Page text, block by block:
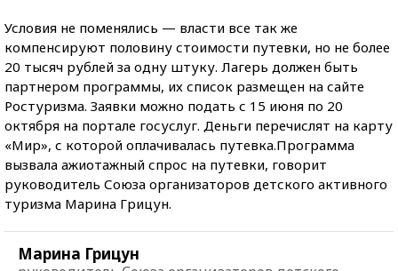
Условия не поменялись — власти все так же
компенсируют половину стоимости путевки, но не более
20 тысяч рублей за одну штуку. Лагерь должен быть
партнером программы, их список размещен на сайте
Ростуризма. Заявки можно подать с 15 июня по 20
октября на портале госуслуг. Деньги перечислят на карту
«Мир», с которой оплачивалась путевка.Программа
вызвала ажиотажный спрос на путевки, говорит
руководитель Союза организаторов детского активного
туризма Марина Грицун.
Марина Грицун